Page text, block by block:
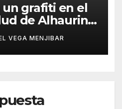
un grafiti en el
de Alhaurin
VEGA MENJIBAR